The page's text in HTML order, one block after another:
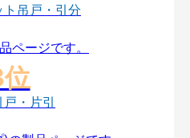
ト吊戸・引分
戸・片引